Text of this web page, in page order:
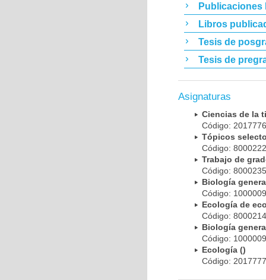
Publicaciones
Libros
Tesis de
Tesis de
Asignaturas
Ciencias de la
Código:
Tópicos
Código:
Trabajo de
Código:
Biología
Código:
Ecología de
Código:
Biología
Código:
Ecología ()
Código: